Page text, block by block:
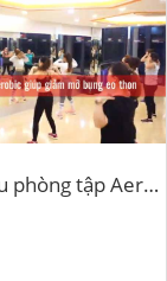
Giới thiệu phòng tập Aerobic Bodyfit